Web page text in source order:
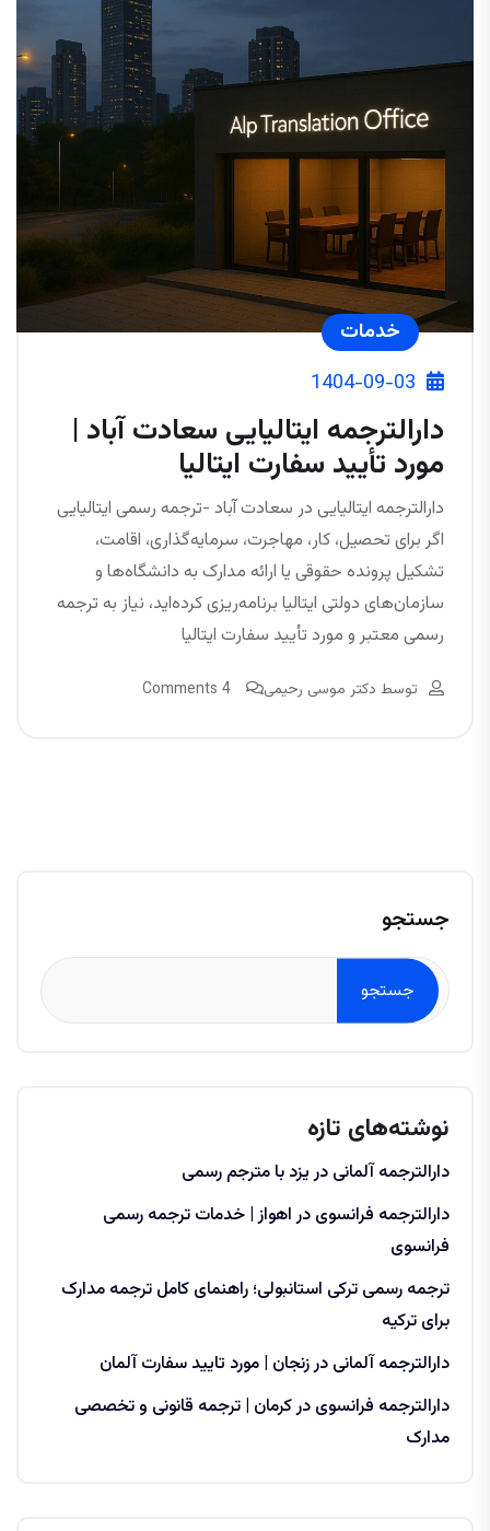
خدمات
1404-09-03
دارالترجمه ایتالیایی سعادت آباد |
مورد تأیید سفارت ایتالیا
دارالترجمه ایتالیایی در سعادت آباد -ترجمه رسمی ایتالیایی
اگر برای تحصیل، کار، مهاجرت، سرمایه‌گذاری، اقامت،
تشکیل پرونده حقوقی یا ارائه مدارک به دانشگاه‌ها و
سازمان‌های دولتی ایتالیا برنامه‌ریزی کرده‌اید، نیاز به ترجمه
رسمی معتبر و مورد تأیید سفارت ایتالیا
توسط دکتر موسی رحیمی 4 Comments
جستجو
جستجو
نوشته‌های تازه
دارالترجمه آلمانی در یزد با مترجم رسمی
دارالترجمه فرانسوی در اهواز | خدمات ترجمه رسمی
فرانسوی
ترجمه رسمی ترکی استانبولی؛ راهنمای کامل ترجمه مدارک
برای ترکیه
دارالترجمه آلمانی در زنجان | مورد تایید سفارت آلمان
دارالترجمه فرانسوی در کرمان | ترجمه قانونی و تخصصی
مدارک